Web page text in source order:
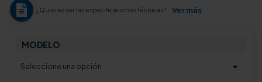
¿Quieres ver las especificaciones técnicas? Ver más
MODELO